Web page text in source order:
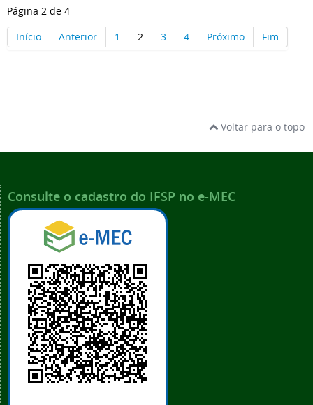
Página 2 de 4
Início
Anterior 1 2 3 4 Próximo Fim
Voltar para o topo
Consulte o cadastro do IFSP no e-MEC